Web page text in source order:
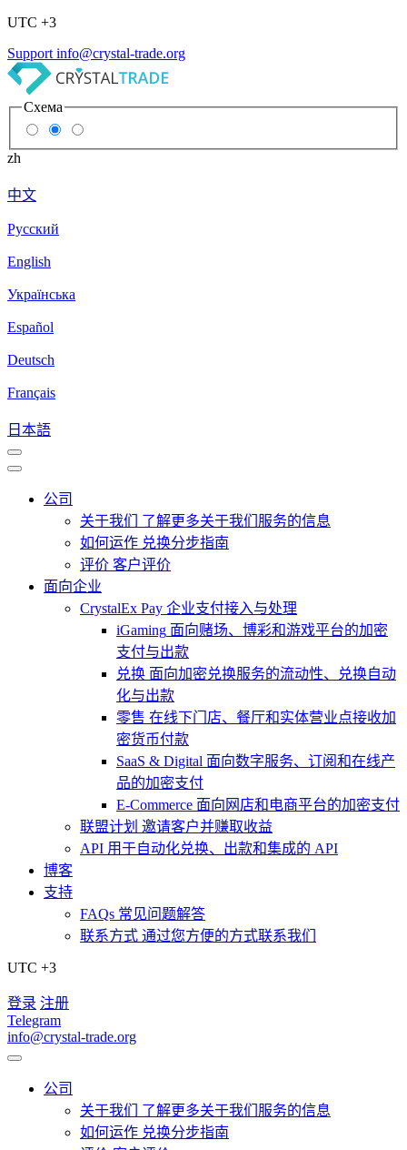
UTC +3
Support info@crystal-trade.org
Схема
zh
中文
Русский
English
Українська
Español
Deutsch
Français
日本語
公司
关于我们
了解更多关于我们服务的信息
如何运作 兑换分步指南
评价 客户评价
面向企业
CrystalEx Pay 企业支付接入与处理
iGaming 面向赌场、博彩和游戏平台的加密
支付与出款
兑换 面向加密兑换服务的流动性、兑换自动
化与出款
零售 在线下门店、餐厅和实体营业点接收加
密货币付款
SaaS & Digital 面向数字服务、订阅和在线产
品的加密支付
E-Commerce 面向网店和电商平台的加密支付
联盟计划 邀请客户并赚取收益
API 用于自动化兑换、出款和集成的 API
博客
支持
FAQs 常见问题解答
联系方式 通过您方便的方式联系我们
UTC +3
登录 注册
Telegram
info@crystal-trade.org
公司
关于我们
了解更多关于我们服务的信息
如何运作 兑换分步指南